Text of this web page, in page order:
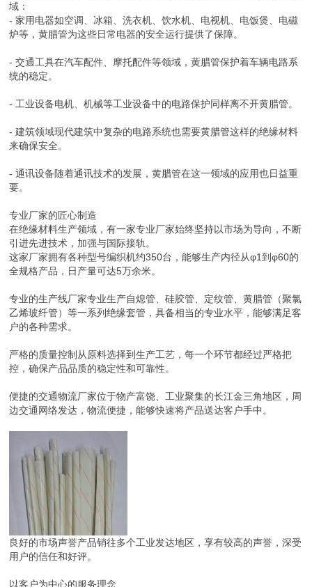
域：
- 家用电器如空调、冰箱、洗衣机、饮水机、电视机、电饭煲、电磁
炉等，黄腊管为这些日常电器的安全运行提供了保障。
- 交通工具在汽车配件、摩托配件等领域，黄腊管保护着车辆电路系
统的稳定。
- 工业设备电机、机械等工业设备中的电路保护同样离不开黄腊管。
- 建筑领域现代建筑中复杂的电路系统也需要黄腊管这样的绝缘材料
来确保安全。
- 通讯设备随着通讯技术的发展，黄腊管在这一领域的应用也日益重
要。
专业厂家的匠心制造
在绝缘材料生产领域，有一家专业厂家始终坚持以市场为导向，不断
引进先进技术，加强与国际接轨。
这家厂家拥有各种型号编织机约350台，能够生产内径从φ1到φ60的
全规格产品，日产量可达5万余米。
专业的生产线厂家专业生产自熄管、硅胶管、定纹管、黄腊管（聚氯
乙烯玻纤管）等一系列绝缘套管，具备相当的专业水平，能够满足客
户的各种需求。
严格的质量控制从原料选择到生产工艺，每一个环节都经过严格把
控，确保产品品质的稳定性和可靠性。
便捷的交通物流厂家位于物产富饶、工业聚集的长江金三角地区，周
边交通网络发达，物流便捷，能够快速将产品送达客户手中。
良好的市场声誉产品销往多个工业发达地区，享有较高的声誉，深受
用户的信任和好评。
以客户为中心的服务理念